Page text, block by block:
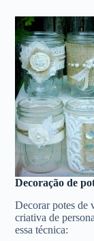
Decoração de
Decorar potes de
criativa de
essa técnica: